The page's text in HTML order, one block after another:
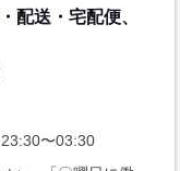
配送・宅配便、
〜03:30